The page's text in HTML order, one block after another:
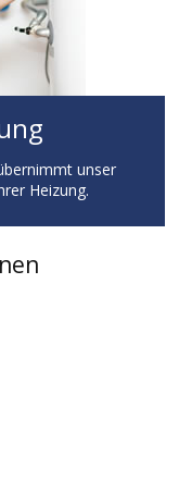
unser
Heizung.